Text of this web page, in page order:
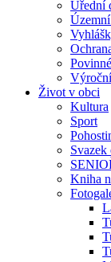
Úřední
Život v obci
Kultura
Sport
Kniha